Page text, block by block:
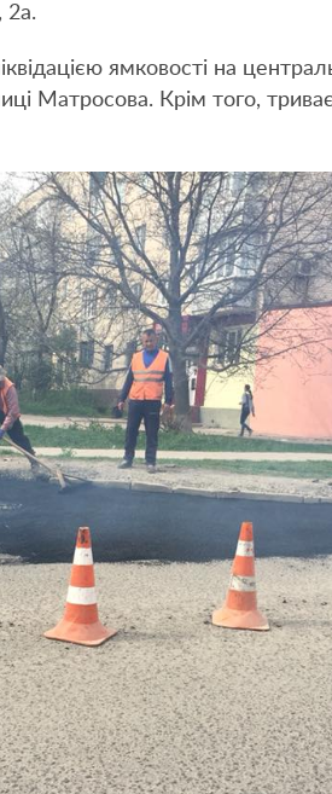
2а.
ямковості на
Матросова. Крім того,